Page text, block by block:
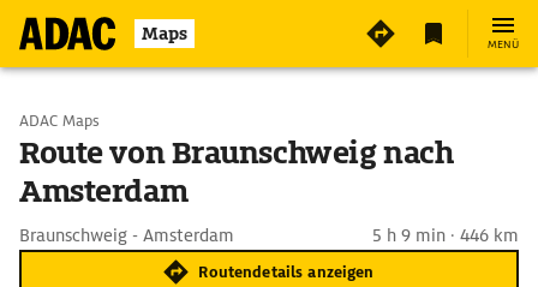
Maps MENÜ
Start wählen
Ziel eingeben
ADAC Maps
Route von Braunschweig nach
Amsterdam
Braunschweig - Amsterdam 5 h 9 min · 446 km
Routendetails anzeigen